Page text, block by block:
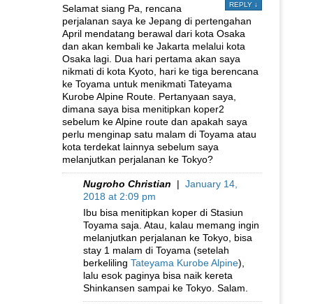
REPLY ↓
Selamat siang Pa, rencana
perjalanan saya ke Jepang di pertengahan
April mendatang berawal dari kota Osaka
dan akan kembali ke Jakarta melalui kota
Osaka lagi. Dua hari pertama akan saya
nikmati di kota Kyoto, hari ke tiga berencana
ke Toyama untuk menikmati Tateyama
Kurobe Alpine Route. Pertanyaan saya,
dimana saya bisa menitipkan koper2
sebelum ke Alpine route dan apakah saya
perlu menginap satu malam di Toyama atau
kota terdekat lainnya sebelum saya
melanjutkan perjalanan ke Tokyo?
Nugroho Christian | January 14,
2018 at 2:09 pm
Ibu bisa menitipkan koper di Stasiun
Toyama saja. Atau, kalau memang ingin
melanjutkan perjalanan ke Tokyo, bisa
stay 1 malam di Toyama (setelah
berkeliling Tateyama Kurobe Alpine),
lalu esok paginya bisa naik kereta
Shinkansen sampai ke Tokyo. Salam.